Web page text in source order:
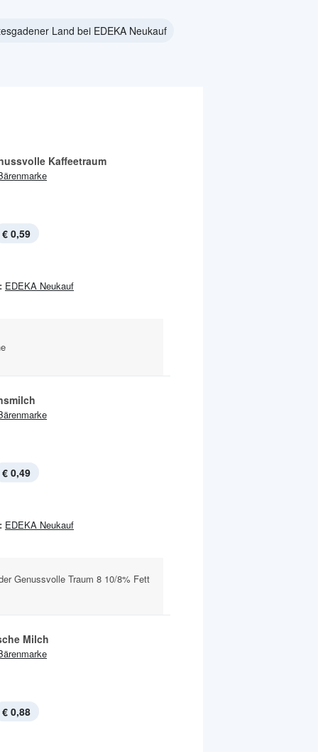
Land bei EDEKA Neukauf
Kaffeetraum
€ 0,59
EDEKA Neukauf
€ 0,49
EDEKA Neukauf
Genussvolle Traum 8 10/8% Fett
Milch
€ 0,88